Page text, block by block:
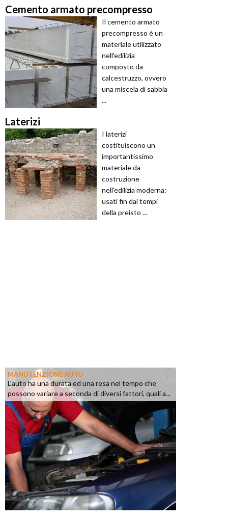
Cemento armato precompresso
Il cemento armato
precompresso è un
materiale utilizzato
nell'edilizia
composto da
calcestruzzo, ovvero
una miscela di sabbia
...
Laterizi
I laterizi
costituiscono un
importantissimo
materiale da
costruzione
nell'edilizia moderna:
usati fin dai tempi
della preisto ...
MANUTENZIONE AUTO
L'auto ha una durata ed una resa nel tempo che
possono variare a seconda di diversi fattori, quali a...